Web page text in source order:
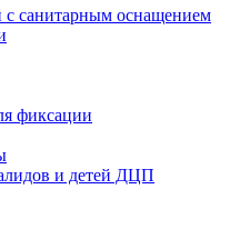
санитарным оснащением
фиксации
и детей ДЦП